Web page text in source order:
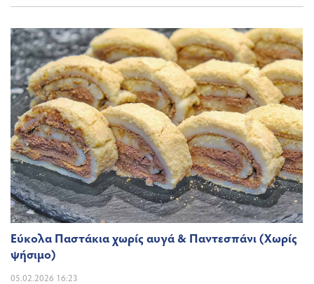
Εύκολα Παστάκια χωρίς αυγά & Παντεσπάνι (Χωρίς
ψήσιμο)
05.02.2026 16:23